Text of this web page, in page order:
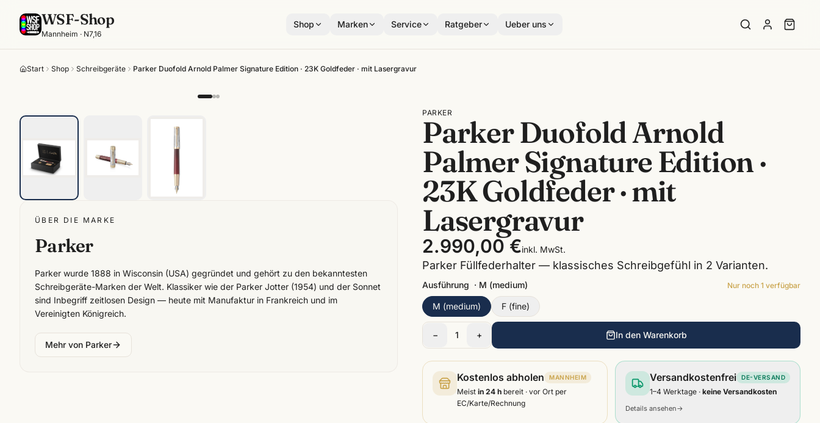
WSF-Shop
Mannheim · N7,16
Shop Marken Service Ratgeber Ueber uns
Start Shop Schreibgeräte Parker Duofold Arnold Palmer Signature Edition · 23K Goldfeder · mit Lasergravur
ÜBER DIE MARKE
Parker
Parker wurde 1888 in Wisconsin (USA) gegründet und gehört zu den bekanntesten
Schreibgeräte-Marken der Welt. Klassiker wie der Parker Jotter (1954) und der Sonnet
sind Inbegriff zeitlosen Design — heute mit Manufaktur in Frankreich und im
Vereinigten Königreich.
Mehr von Parker
PARKER
Parker Duofold Arnold
Palmer Signature Edition ·
23K Goldfeder · mit
Lasergravur
2.990,00 €inkl. MwSt.
Parker Füllfederhalter — klassisches Schreibgefühl in 2 Varianten.
Ausführung · M (medium) Nur noch 1 verfügbar
M (medium) F (fine)
− 1 + In den Warenkorb
Kostenlos abholen MANNHEIM
Meist in 24 h bereit · vor Ort per
EC/Karte/Rechnung
Versandkostenfrei DE-VERSAND
1–4 Werktage · keine Versandkosten
Details ansehen→